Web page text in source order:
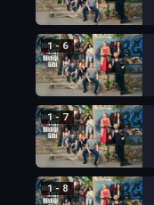
1 - 6
1 - 7
1 - 8